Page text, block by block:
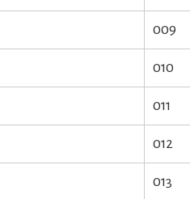
009
010
011
012
013